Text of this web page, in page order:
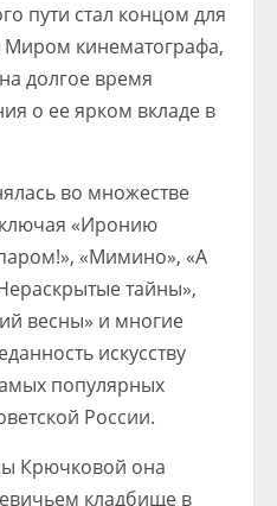
пути стал концом для
кинематографа,
долгое время
о ее ярком вкладе в
во множестве
«Иронию
«Мимино», «А
тайны»,
весны» и многие
искусству
популярных
России.
Крючковой она
кладбище в